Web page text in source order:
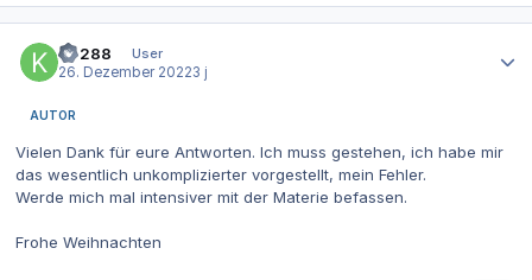
K4288
User
26. Dezember 20223 j
AUTOR
Vielen Dank für eure Antworten. Ich muss gestehen, ich habe mir
das wesentlich unkomplizierter vorgestellt, mein Fehler.
Werde mich mal intensiver mit der Materie befassen.
Frohe Weihnachten